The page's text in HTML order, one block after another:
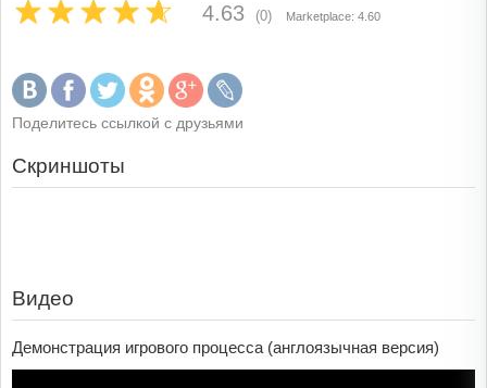
4.63 (0) Marketplace: 4.60
Поделитесь ссылкой с друзьями
Скриншоты
Видео
Демонстрация игрового процесса (англоязычная версия)